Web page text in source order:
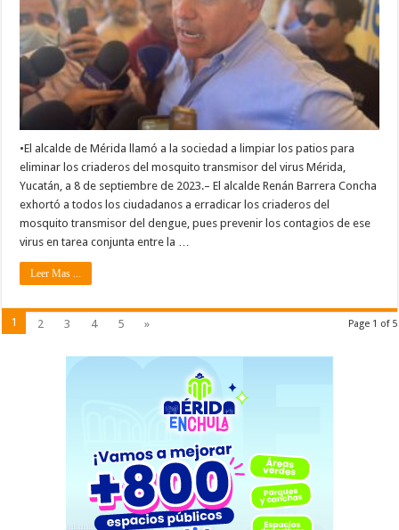
•El alcalde de Mérida llamó a la sociedad a limpiar los patios para
eliminar los criaderos del mosquito transmisor del virus Mérida,
Yucatán, a 8 de septiembre de 2023.– El alcalde Renán Barrera Concha
exhortó a todos los ciudadanos a erradicar los criaderos del
mosquito transmisor del dengue, pues prevenir los contagios de ese
virus en tarea conjunta entre la …
Leer Mas ...
Page 1 of 5
1 2 3 4 5 »